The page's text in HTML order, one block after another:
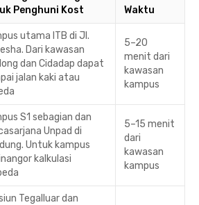
Penghuni Kost
Waktu
utama ITB di Jl.
Dari kawasan
dan Cidadap dapat
jalan kaki atau
5–20
menit dari
kawasan
kampus
S1 sebagian dan
Unpad di
Untuk kampus
kalkulasi
5–15 menit
dari
kawasan
kampus
Tegalluar dan